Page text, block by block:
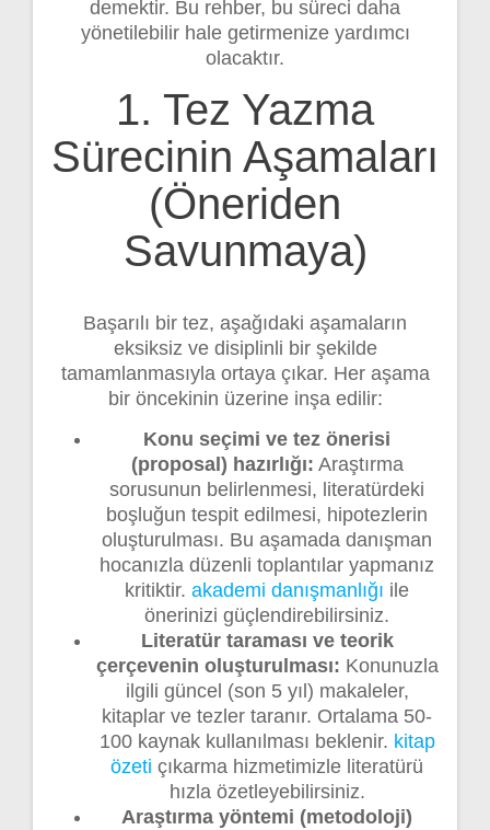
demektir. Bu rehber, bu süreci daha
yönetilebilir hale getirmenize yardımcı
olacaktır.
1. Tez Yazma
Sürecinin Aşamaları
(Öneriden
Savunmaya)
Başarılı bir tez, aşağıdaki aşamaların
eksiksiz ve disiplinli bir şekilde
tamamlanmasıyla ortaya çıkar. Her aşama
bir öncekinin üzerine inşa edilir:
Konu seçimi ve tez önerisi
(proposal) hazırlığı: Araştırma
sorusunun belirlenmesi, literatürdeki
boşluğun tespit edilmesi, hipotezlerin
oluşturulması. Bu aşamada danışman
hocanızla düzenli toplantılar yapmanız
kritiktir. akademi danışmanlığı ile
önerinizi güçlendirebilirsiniz.
Literatür taraması ve teorik
çerçevenin oluşturulması: Konunuzla
ilgili güncel (son 5 yıl) makaleler,
kitaplar ve tezler taranır. Ortalama 50-
100 kaynak kullanılması beklenir. kitap
özeti çıkarma hizmetimizle literatürü
hızla özetleyebilirsiniz.
Araştırma yöntemi (metodoloji)